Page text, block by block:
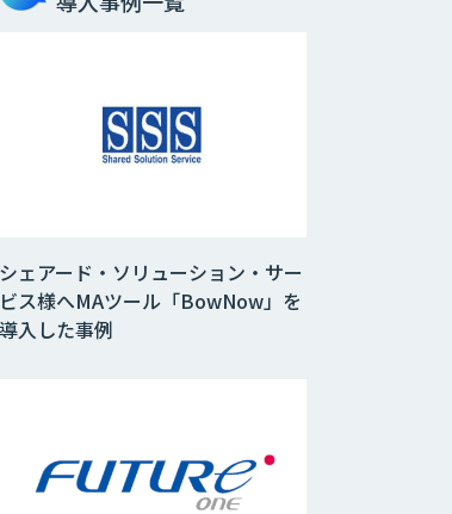
シェアード・ソリューション・サー
ビス様へMAツール「BowNow」を
導入した事例